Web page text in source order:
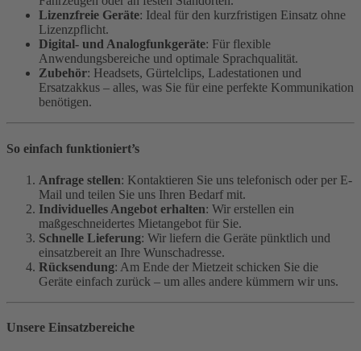
Lizenzfreie Geräte: Ideal für den kurzfristigen Einsatz ohne
Lizenzpflicht.
Digital- und Analogfunkgeräte: Für flexible
Anwendungsbereiche und optimale Sprachqualität.
Zubehör: Headsets, Gürtelclips, Ladestationen und
Ersatzakkus – alles, was Sie für eine perfekte Kommunikation
benötigen.
So einfach funktioniert’s
Anfrage stellen: Kontaktieren Sie uns telefonisch oder per E-
Mail und teilen Sie uns Ihren Bedarf mit.
Individuelles Angebot erhalten: Wir erstellen ein
maßgeschneidertes Mietangebot für Sie.
Schnelle Lieferung: Wir liefern die Geräte pünktlich und
einsatzbereit an Ihre Wunschadresse.
Rücksendung: Am Ende der Mietzeit schicken Sie die
Geräte einfach zurück – um alles andere kümmern wir uns.
Unsere Einsatzbereiche